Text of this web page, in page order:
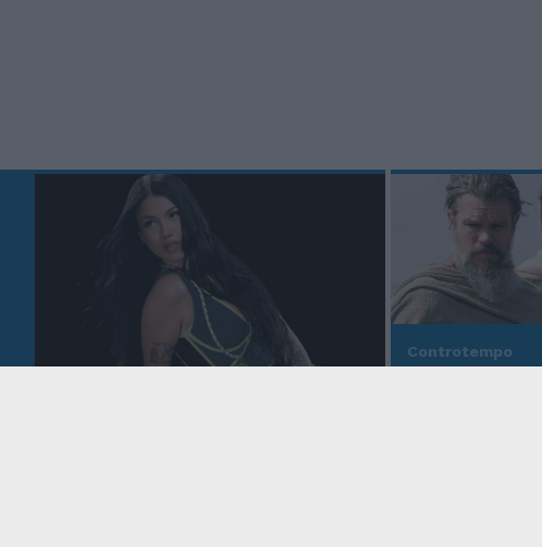
Controtempo